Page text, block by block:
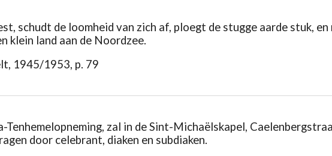
schudt de loomheid van zich af, ploegt de stugge aarde stuk,
klein land aan de Noordzee.
1945/1953, p. 79
zal in de Sint-Michaëlskapel,
door celebrant, diaken en subdiaken.